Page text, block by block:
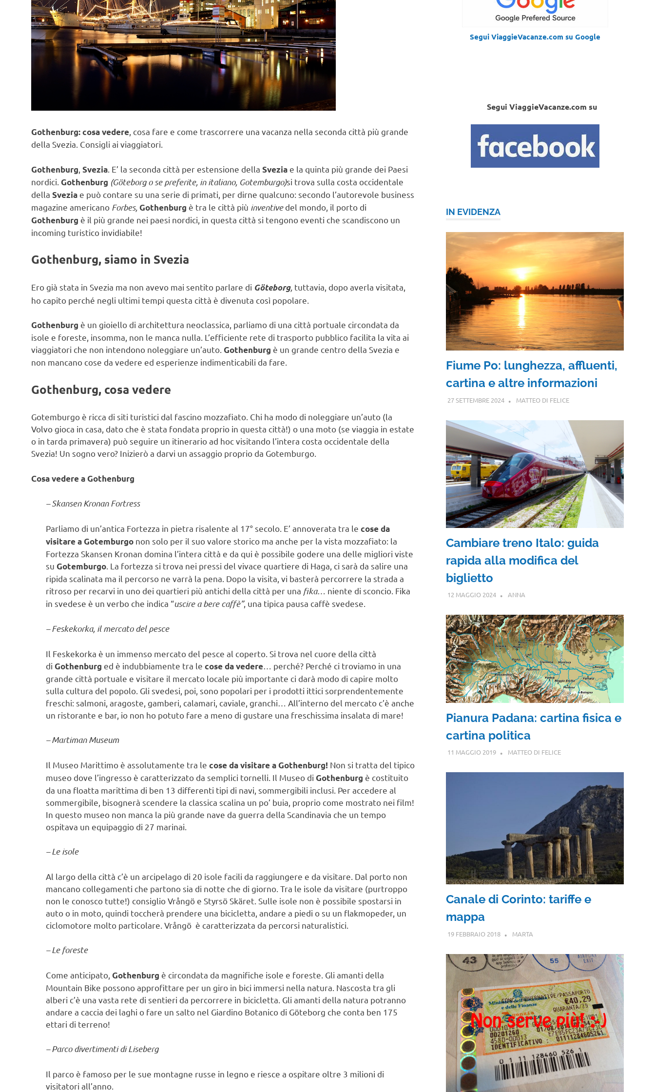
Gothenburg: cosa vedere, cosa fare e come trascorrere una vacanza nella seconda città più grande
della Svezia. Consigli ai viaggiatori.
Gothenburg Svezia . E’ la seconda città per estensione della Svezia e la quinta più grande dei Paesi
nordici. Gothenburg (Göteborg o se preferite, in italiano, Gotemburgo)si trova sulla costa occidentale
della Svezia e può contare su una serie di primati, per dirne qualcuno: secondo l’autorevole business
magazine americano Forbes, Gothenburg è tra le città più inventivedel mondo, il porto di
Gothenburg è il più grande nei paesi nordici, in questa città si tengono eventi che scandiscono un
incoming turistico invidiabile!
Gothenburg, siamo in Svezia
Ero già stata in Svezia ma non avevo mai sentito parlare di Göteborg, tuttavia, dopo averla visitata,
ho capito perché negli ultimi tempi questa città è divenuta così popolare.
Gothenburg è un gioiello di architettura neoclassica, parliamo di una città portuale circondata da
isole e foreste, insomma, non le manca nulla. L’efficiente rete di trasporto pubblico facilita la vita ai
viaggiatori che non intendono noleggiare un’auto. Gothenburg è un grande centro della Svezia e
non mancano cose da vedere ed esperienze indimenticabili da fare.
Gothenburg, cosa vedere
Gotemburgo è ricca di siti turistici dal fascino mozzafiato. Chi ha modo di noleggiare un’auto (la
Volvo gioca in casa, dato che è stata fondata proprio in questa città!) o una moto (se viaggia in estate
o in tarda primavera) può seguire un itinerario ad hoc visitando l’intera costa occidentale della
Svezia! Un sogno vero? Inizierò a darvi un assaggio proprio da Gotemburgo.
Cosa vedere a Gothenburg
– Skansen Kronan Fortress
Parliamo di un’antica Fortezza in pietra risalente al 17° secolo. E’ annoverata tra le cose da
visitare a Gotemburgo non solo per il suo valore storico ma anche per la vista mozzafiato: la
Fortezza Skansen Kronan domina l’intera città e da qui è possibile godere una delle migliori viste
su Gotemburgo . La fortezza si trova nei pressi del vivace quartiere di Haga, ci sarà da salire una
ripida scalinata ma il percorso ne varrà la pena. Dopo la visita, vi basterà percorrere la strada a
ritroso per recarvi in uno dei quartieri più antichi della città per una fika… niente di sconcio. Fika
in svedese è un verbo che indica “uscire a bere caffè”, una tipica pausa caffè svedese.
– Feskekorka, il mercato del pesce
Il Feskekorka è un immenso mercato del pesce al coperto. Si trova nel cuore della città
di Gothenburg ed è indubbiamente tra le cose da vedere … perché? Perché ci troviamo in una
grande città portuale e visitare il mercato locale più importante ci darà modo di capire molto
sulla cultura del popolo. Gli svedesi, poi, sono popolari per i prodotti ittici sorprendentemente
freschi: salmoni, aragoste, gamberi, calamari, caviale, granchi… All’interno del mercato c’è anche
un ristorante e bar, io non ho potuto fare a meno di gustare una freschissima insalata di mare!
– Martiman Museum
Il Museo Marittimo è assolutamente tra le cose davisitare a Gothenburg! Non si tratta del tipico
museo dove l’ingresso è caratterizzato da semplici tornelli. Il Museo di Gothenburg è costituito
da una floatta marittima di ben 13 differenti tipi di navi, sommergibili inclusi. Per accedere al
sommergibile, bisognerà scendere la classica scalina un po’ buia, proprio come mostrato nei film!
In questo museo non manca la più grande nave da guerra della Scandinavia che un tempo
ospitava un equipaggio di 27 marinai.
– Le isole
Al largo della città c’è un arcipelago di 20 isole facili da raggiungere e da visitare. Dal porto non
mancano collegamenti che partono sia di notte che di giorno. Tra le isole da visitare (purtroppo
non le conosco tutte!) consiglio Vrångö e Styrsö Skäret. Sulle isole non è possibile spostarsi in
auto o in moto, quindi toccherà prendere una bicicletta, andare a piedi o su un flakmopeder, un
ciclomotore molto particolare. Vrångö è caratterizzata da percorsi naturalistici.
– Le foreste
Come anticipato, Gothenburg è circondata da magnifiche isole e foreste. Gli amanti della
Mountain Bike possono approfittare per un giro in bici immersi nella natura. Nascosta tra gli
alberi c’è una vasta rete di sentieri da percorrere in bicicletta. Gli amanti della natura potranno
andare a caccia dei laghi o fare un salto nel Giardino Botanico di Göteborg che conta ben 175
ettari di terreno!
– Parco divertimenti di Liseberg
Il parco è famoso per le sue montagne russe in legno e riesce a ospitare oltre 3 milioni di
visitatori all’anno.
Segui ViaggieVacanze.com su Google
Segui ViaggieVacanze.com su
IN EVIDENZA
Fiume Po: lunghezza, affluenti,
cartina e altre informazioni
27 SETTEMBRE 2024 MATTEO DI FELICE
Cambiare treno Italo: guida
rapida alla modifica del
biglietto
12 MAGGIO 2024 ANNA
Pianura Padana: cartina fisica e
cartina politica
11 MAGGIO 2019 MATTEO DI FELICE
Canale di Corinto: tariffe e
mappa
19 FEBBRAIO 2018 MARTA